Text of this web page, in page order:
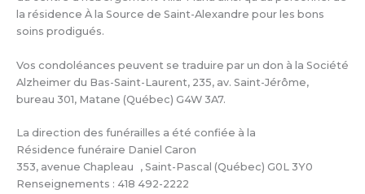
la résidence À la Source de Saint-Alexandre pour les bons
soins prodigués.
Vos condoléances peuvent se traduire par un don à la Société
Alzheimer du Bas-Saint-Laurent, 235, av. Saint-Jérôme,
bureau 301, Matane (Québec) G4W 3A7.
La direction des funérailles a été confiée à la
Résidence funéraire Daniel Caron
353, avenue Chapleau , Saint-Pascal (Québec) G0L 3Y0
Renseignements : 418 492-2222